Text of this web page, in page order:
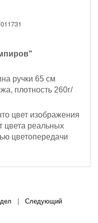
ручки 65 см
плотность 260г/
цвет изображения
цвета реальных
цветопередачи
Следующий